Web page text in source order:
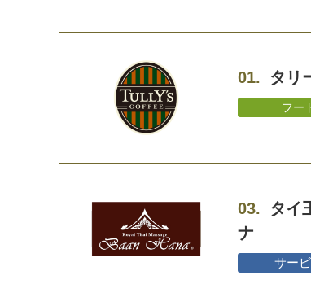
01. タリ
フー
03.
タイ
ナ
サー